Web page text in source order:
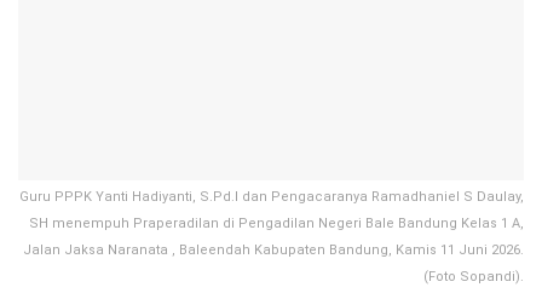
Guru PPPK Yanti Hadiyanti, S.Pd.I dan Pengacaranya Ramadhaniel S Daulay,
SH menempuh Praperadilan di Pengadilan Negeri Bale Bandung Kelas 1 A,
Jalan Jaksa Naranata , Baleendah Kabupaten Bandung, Kamis 11 Juni 2026.
(Foto Sopandi).